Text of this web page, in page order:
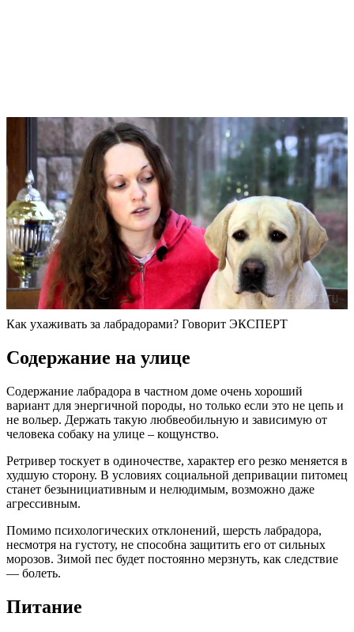
Как ухаживать за лабрадорами? Говорит ЭКСПЕРТ
Содержание на улице
Содержание лабрадора в частном доме очень хороший
вариант для энергичной породы, но только если это не цепь и
не вольер. Держать такую любвеобильную и зависимую от
человека собаку на улице – кощунство.
Ретривер тоскует в одиночестве, характер его резко меняется в
худшую сторону. В условиях социальной депривации питомец
станет безынициативным и нелюдимым, возможно даже
агрессивным.
Помимо психологических отклонений, шерсть лабрадора,
несмотря на густоту, не способна защитить его от сильных
морозов. Зимой пес будет постоянно мерзнуть, как следствие
— болеть.
Питание